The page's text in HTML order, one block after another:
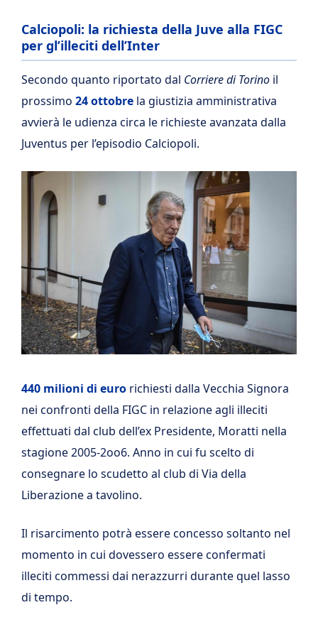
Calciopoli: la richiesta della Juve alla FIGC
per gl’illeciti dell’Inter
Secondo quanto riportato dal Corriere di Torino il
prossimo 24 ottobre la giustizia amministrativa
avvierà le udienza circa le richieste avanzata dalla
Juventus per l’episodio Calciopoli.
440 milioni di euro richiesti dalla Vecchia Signora
nei confronti della FIGC in relazione agli illeciti
effettuati dal club dell’ex Presidente, Moratti nella
stagione 2005-2oo6. Anno in cui fu scelto di
consegnare lo scudetto al club di Via della
Liberazione a tavolino.
Il risarcimento potrà essere concesso soltanto nel
momento in cui dovessero essere confermati
illeciti commessi dai nerazzurri durante quel lasso
di tempo.